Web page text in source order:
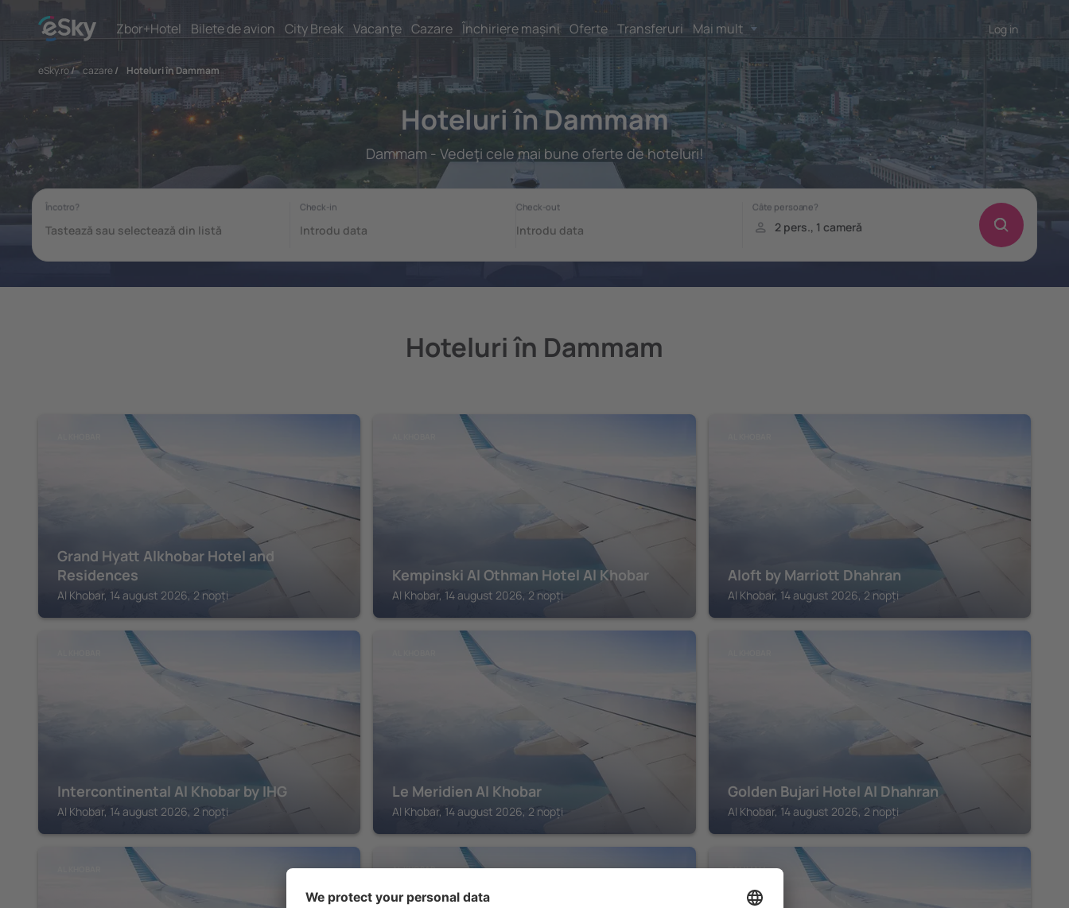
Zbor+Hotel Bilete de avion City Break Vacanţe Cazare Închiriere mașini Oferte Transferuri Mai mult Log in
eSky.ro/ cazare/ Hoteluri în Dammam
Hoteluri în Dammam
Dammam - Vedeţi cele mai bune oferte de hoteluri!
Hoteluri în Dammam
Grand Hyatt Alkhobar Hotel and
Residences
Al Khobar, 14 august 2026, 2 nopți
Kempinski Al Othman Hotel Al Khobar
Al Khobar, 14 august 2026, 2 nopți
Aloft by Marriott Dhahran
Al Khobar, 14 august 2026, 2 nopți
Intercontinental Al Khobar by IHG
Al Khobar, 14 august 2026, 2 nopți
Le Meridien Al Khobar
Al Khobar, 14 august 2026, 2 nopți
Golden Bujari Hotel Al Dhahran
Al Khobar, 14 august 2026, 2 nopți
AL KHOBAR DAMMAM